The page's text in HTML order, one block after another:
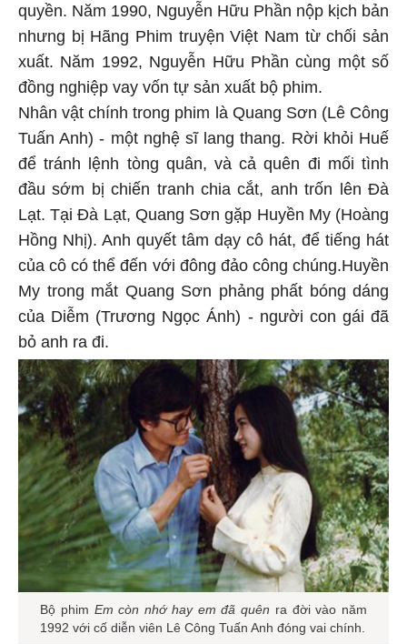
quyền. Năm 1990, Nguyễn Hữu Phần nộp kịch bản
nhưng bị Hãng Phim truyện Việt Nam từ chối sản
xuất. Năm 1992, Nguyễn Hữu Phần cùng một số
đồng nghiệp vay vốn tự sản xuất bộ phim.
Nhân vật chính trong phim là Quang Sơn (Lê Công
Tuấn Anh) - một nghệ sĩ lang thang. Rời khỏi Huế
để tránh lệnh tòng quân, và cả quên đi mối tình
đầu sớm bị chiến tranh chia cắt, anh trốn lên Đà
Lạt. Tại Đà Lạt, Quang Sơn gặp Huyền My (Hoàng
Hồng Nhị). Anh quyết tâm dạy cô hát, để tiếng hát
của cô có thể đến với đông đảo công chúng.Huyền
My trong mắt Quang Sơn phảng phất bóng dáng
của Diễm (Trương Ngọc Ánh) - người con gái đã
bỏ anh ra đi.
Bộ phim Em còn nhớ hay em đã quên ra đời vào năm
1992 với cố diễn viên Lê Công Tuấn Anh đóng vai chính.